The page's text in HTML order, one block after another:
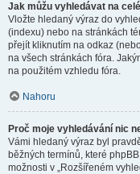
Jak můžu vyhledávat na
Vložte hledaný výraz do
(indexu) nebo na stránkách
přejít kliknutím na odkaz
na všech stránkách fóra.
na použitém vzhledu fóra.
Nahoru
Proč moje vyhledávání nic
Vámi hledaný výraz byl
běžných termínů, které
možnosti v „Rozšířeném